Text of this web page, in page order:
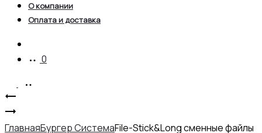
О компании
Оплата и доставка
0
Product
navigation
полировки
Пенка
Beauty
ГлавнаяБургер СистемаFile-Stick&Long сменные файлы